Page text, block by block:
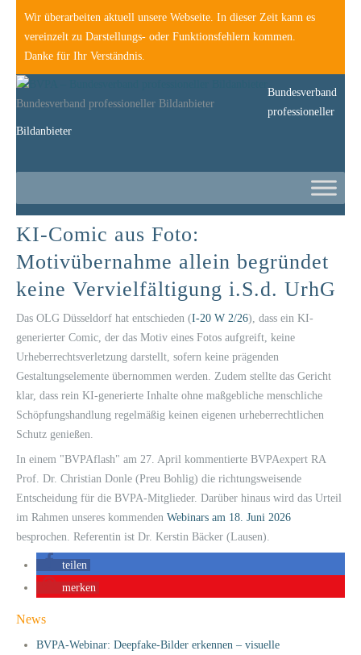
Wir überarbeiten aktuell unsere Webseite. In dieser Zeit kann es
vereinzelt zu Darstellungs- oder Funktionsfehlern kommen.
Danke für Ihr Verständnis.
Bundesverband professioneller Bildanbieter
Bundesverband
professioneller
Bildanbieter
KI-Comic aus Foto:
Motivübernahme allein begründet
keine Vervielfältigung i.S.d. UrhG
Das OLG Düsseldorf hat entschieden (I-20 W 2/26), dass ein KI-
generierter Comic, der das Motiv eines Fotos aufgreift, keine
Urheberrechtsverletzung darstellt, sofern keine prägenden
Gestaltungselemente übernommen werden. Zudem stellte das Gericht
klar, dass rein KI-generierte Inhalte ohne maßgebliche menschliche
Schöpfungshandlung regelmäßig keinen eigenen urheberrechtlichen
Schutz genießen.
In einem "BVPAflash" am 27. April kommentierte BVPAexpert RA
Prof. Dr. Christian Donle (Preu Bohlig) die richtungsweisende
Entscheidung für die BVPA-Mitglieder. Darüber hinaus wird das Urteil
im Rahmen unseres kommenden Webinars am 18. Juni 2026
besprochen. Referentin ist Dr. Kerstin Bäcker (Lausen).
teilen
merken
News
BVPA-Webinar: Deepfake-Bilder erkennen – visuelle